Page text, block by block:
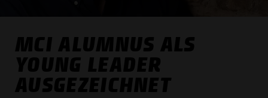
MCI ALUMNUS ALS
YOUNG LEADER
AUSGEZEICHNET